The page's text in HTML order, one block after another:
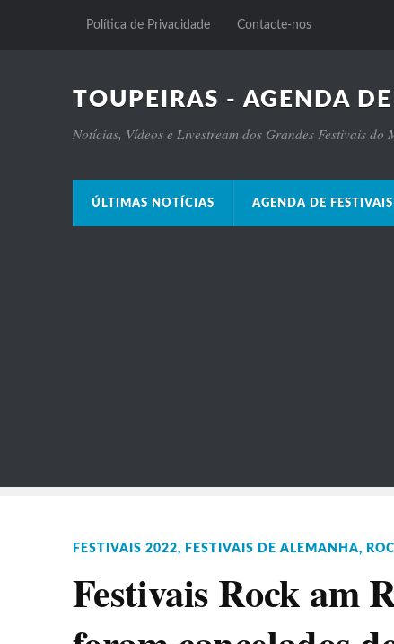
Política de Privacidade Contacte-nos
TOUPEIRAS - AGENDA
Notícias, Vídeos e Livestream dos Grandes Festivais do
ÚLTIMAS NOTÍCIAS AGENDA DE FESTIVAIS
FESTIVAIS 2022, FESTIVAIS DE ALEMANHA,
Festivais Rock am